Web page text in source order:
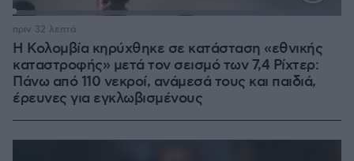
Loaded
Η Κολομβία κηρύχθηκε σε κατάσταση «εθνικής
καταστροφής» μετά τον σεισμό των 7,4 Ρίχτερ:
Πάνω από 110 νεκροί, ανάμεσά τους και παιδιά,
έρευνες για εγκλωβισμένους
πριν 32 λεπτά